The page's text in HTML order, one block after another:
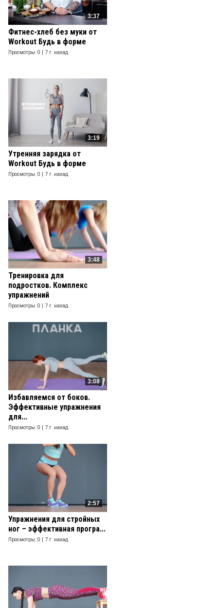
3:37
Фитнес-хлеб без муки от
Workout Будь в форме
Просмотры: 0 | 7 г. назад
3:19
Утренняя зарядка от
Workout Будь в форме
Просмотры: 0 | 7 г. назад
3:48
Тренировка для
подростков. Комплекс
упражнений
Просмотры: 0 | 7 г. назад
3:08
Избавляемся от боков.
Эффективные упражнения
для...
Просмотры: 0 | 7 г. назад
2:57
Упражнения для стройных
ног – эффективная програ...
Просмотры: 0 | 7 г. назад